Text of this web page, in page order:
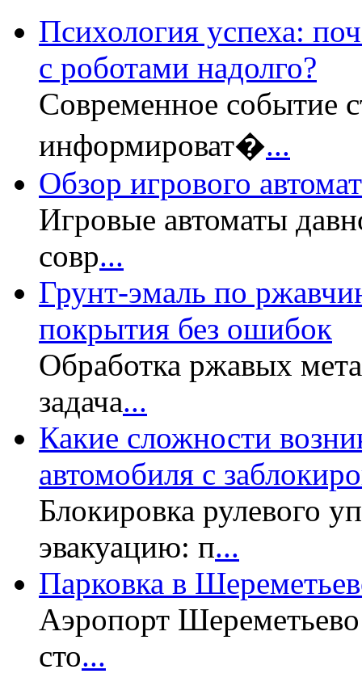
Психология успеха:
с роботами надолго?
Современное событие
информироват�...
Обзор игрового
Игровые автоматы
совр...
Грунт-эмаль по
покрытия без ошибок
Обработка ржавых
задача...
Какие сложности
автомобиля с
Блокировка рулевого
эвакуацию: п...
Парковка в
Аэропорт Шереметьево
сто...